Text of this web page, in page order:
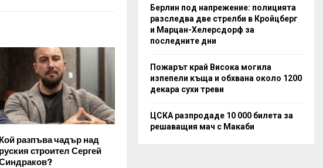
Кой разпъва чадър над
руския строител Сергей
Берлин под напрежение: полицията
разследва две стрелби в Кройцберг
и Марцан-Хелерсдорф за
последните дни
Пожарът край Висока могила
изпепели къща и обхвана около 1200
декара сухи треви
ЦСКА разпродаде 10 000 билета за
решаващия мач с Макаби